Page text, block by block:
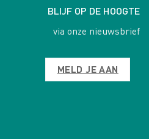
BLIJF OP DE HOOGTE
via onze nieuwsbrief
MELD JE AAN